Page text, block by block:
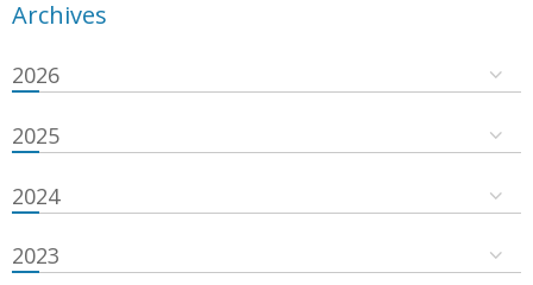
Archives
2026
2025
2024
2023